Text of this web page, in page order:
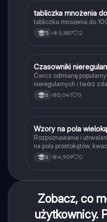
TMatematyka
tabliczka mnożenia
tabliczka mnożenia do
5 3,887 2
CJęzyk angielski
Czasowniki
Ćwicz odmianę
nieregularnych i twórz
didn't w czasie Past Simple.
6 5,041 0
WMatematyka
Wzory na pola
Rozpoznawanie i
na pola prostokątów,
6 4,909 0
Zobacz, co
użytkownicy.